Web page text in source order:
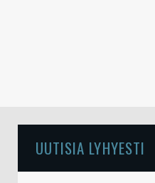
UUTISIA LYHYESTI